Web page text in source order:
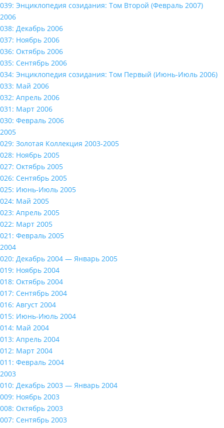
039: Энциклопедия созидания: Том Второй (Февраль 2007)
2006
038: Декабрь 2006
037: Ноябрь 2006
036: Октябрь 2006
035: Сентябрь 2006
034: Энциклопедия созидания: Том Первый (Июнь-Июль 2006)
033: Май 2006
032: Апрель 2006
031: Март 2006
030: Февраль 2006
2005
029: Золотая Коллекция 2003-2005
028: Ноябрь 2005
027: Октябрь 2005
026: Сентябрь 2005
025: Июнь-Июль 2005
024: Май 2005
023: Апрель 2005
022: Март 2005
021: Февраль 2005
2004
020: Декабрь 2004 — Январь 2005
019: Ноябрь 2004
018: Октябрь 2004
017: Сентябрь 2004
016: Август 2004
015: Июнь-Июль 2004
014: Май 2004
013: Апрель 2004
012: Март 2004
011: Февраль 2004
2003
010: Декабрь 2003 — Январь 2004
009: Ноябрь 2003
008: Октябрь 2003
007: Сентябрь 2003